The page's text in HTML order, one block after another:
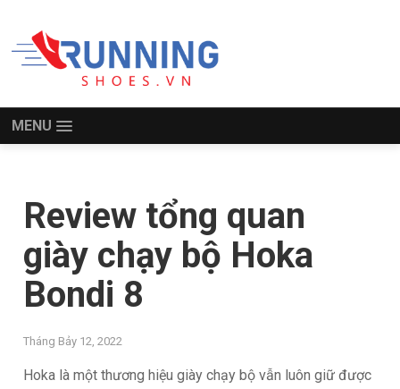
MENU
Review tổng quan
giày chạy bộ Hoka
Bondi 8
Tháng Bảy 12, 2022
Hoka là một thương hiệu giày chạy bộ vẫn luôn giữ được